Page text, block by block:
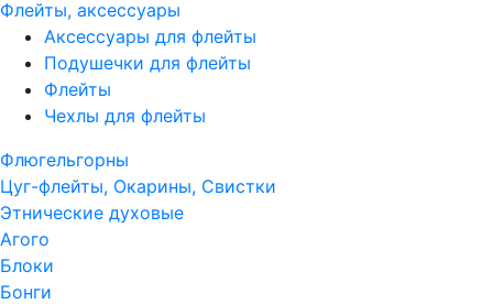
Флейты, аксессуары
Аксессуары для флейты
Подушечки для флейты
Флейты
Чехлы для флейты
Флюгельгорны
Цуг-флейты, Окарины, Свистки
Этнические духовые
Агого
Блоки
Бонги